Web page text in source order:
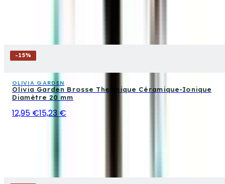
-15%
OLIVIA GARDEN
Olivia Garden Brosse Thermique Céramique-Ionique
Diamètre 20 mm
12,95 €15,23 €